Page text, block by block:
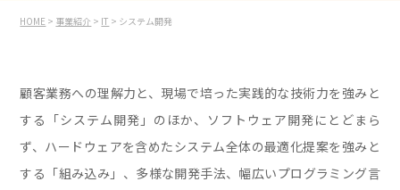
HOME > 事業紹介 > IT > システム開発
顧客業務への理解力と、現場で培った実践的な技術力を強みと
する「システム開発」のほか、 ソフトウェア開発にとどまら
ず、ハードウェアを含めたシステム全体の最適化提案を強みと
する「組み込み」、 多様な開発手法、幅広いプログラミング言